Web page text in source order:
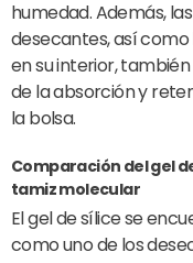
humedad. Además,
desecantes, así
en su interior,
de la absorción y
la bolsa.
Comparación del gel
tamiz molecular
El gel de sílice se
como uno de los